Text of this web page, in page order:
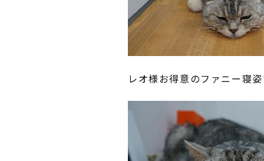
レオ様お得意のファニー寝